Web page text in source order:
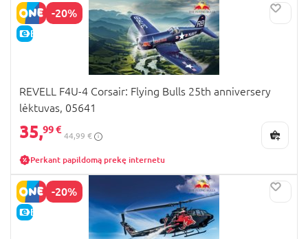
-20%
E-KAINA
REVELL F4U-4 Corsair: Flying Bulls 25th anniversery
lėktuvas, 05641
35,99 €
44,99 €
Perkant papildomą prekę internetu
-20%
E-KAINA